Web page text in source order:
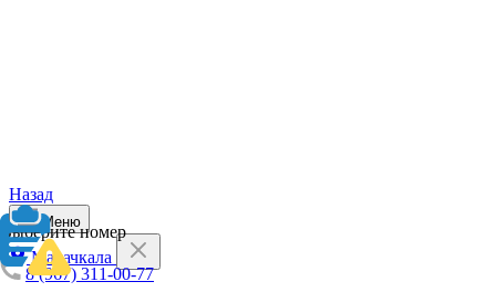
Назад
Выберите номер
8 (967) 311-00-77
Меню
Махачкала